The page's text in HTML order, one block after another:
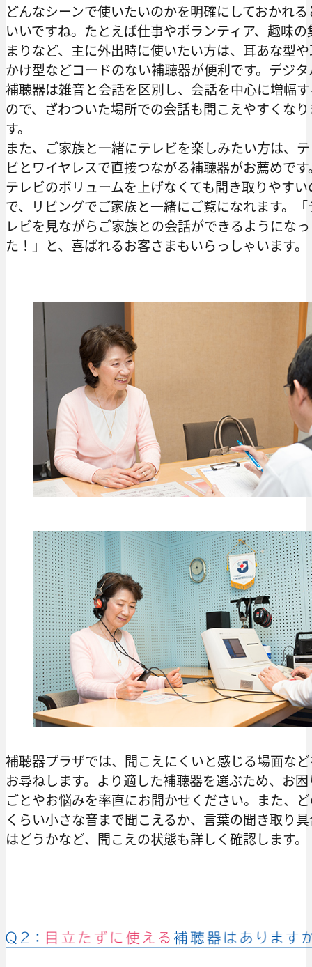
どんなシーンで使いたいのかを明確にしておかれる
いいですね。たとえば仕事やボランティア、趣味の
まりなど、主に外出時に使いたい方は、耳あな型
かけ型などコードのない補聴器が便利です。デジタ
補聴器は雑音と会話を区別し、会話を中心に増幅
ので、ざわついた場所での会話も聞こえやすくな
す。
また、ご家族と一緒にテレビを楽しみたい方は、
ビとワイヤレスで直接つながる補聴器がお薦めです
テレビのボリュームを上げなくても聞き取りやすい
で、リビングでご家族と一緒にご覧になれます。「
レビを見ながらご家族との会話ができるようになっ
た！」と、喜ばれるお客さまもいらっしゃいます。
補聴器プラザでは、聞こえにくいと感じる場面な
お尋ねします。より適した補聴器を選ぶため、お
ごとやお悩みを率直にお聞かせください。また、
くらい小さな音まで聞こえるか、言葉の聞き取り
はどうかなど、聞こえの状態も詳しく確認します。